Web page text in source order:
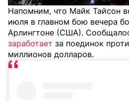
Напомним, что Майк Тайсон
июля в главном бою вечера
Арлингтоне (США).
заработает за поединок
миллионов долларов.